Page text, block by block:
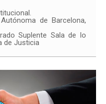
de Barcelona,
Suplente Sala de lo
de Justicia